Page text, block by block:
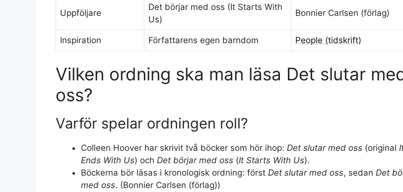
Uppföljare
Det börjar med oss (It Starts With
Us)
Bonnier Carlsen (förlag)
Inspiration Författarens egen barndom People (tidskrift)
Vilken ordning ska man läsa Det slutar
oss?
Varför spelar ordningen roll?
Colleen Hoover har skrivit två böcker som hör ihop: Det slutar med oss (original
Ends With Us) och Det börjar med oss (It Starts With Us).
Böckerna bör läsas i kronologisk ordning: först Det slutar med oss, sedan Det
med oss. (Bonnier Carlsen (förlag))